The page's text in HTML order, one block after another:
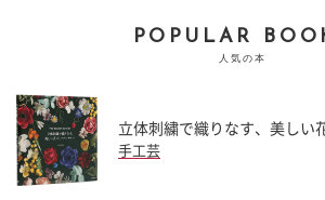
POPULAR
人気の本
立体刺繍で織りなす、美しい
手工芸